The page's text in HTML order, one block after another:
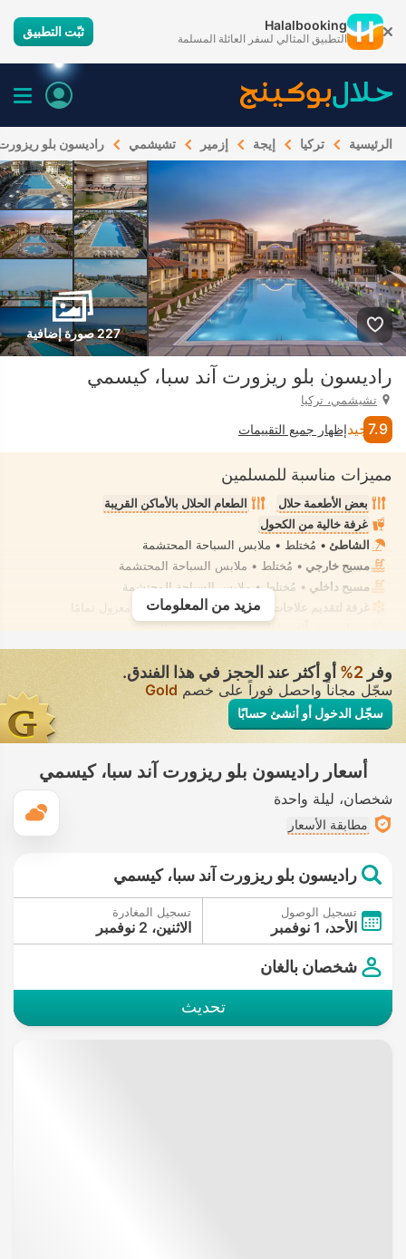
Halalbooking
التطبيق المثالي لسفر العائلة المسلمة ثبّت التطبيق
الرئيسية تركيا إيجة إزمير تشيشمي راديسون بلو
227 صورة إضافية
راديسون بلو ريزورت آند سبا، كيسمي
تشيشمي، تركيا
7.9 جيدإظهار جميع التقييمات
مميزات مناسبة للمسلمين
بعض الأطعمة حلال
الطعام الحلال بالأماكن القريبة
غرفة خالية من الكحول
الشاطئ • مُختلط • ملابس السباحة المحتشمة
مسبح خارجي • مُختلط • ملابس السباحة المحتشمة
مسبح داخلي • مُختلط • ملابس السباحة المحتشمة
غرفة لتقديم علاجات السبا، تدليك • تأجير خاص • معزول تمامًا
مرحاض بشطّاف داخلي مدمج• في جميع الغرف
مزيد من المعلومات
وفر 2‏% أو أكثر عند الحجز في هذا الفندق.
سجّل مجاناً واحصل فوراً على خصم Gold
سجّل الدخول أو أنشئ حسابًا
أسعار راديسون بلو ريزورت آند سبا، كيسمي
شخصان ليلة واحدة
مطابقة الأسعار
راديسون بلو ريزورت آند سبا، كيسمي
تسجيل الوصول
الأحد، 1 نوفمبر
تسجيل المغادرة
الاثنين، 2 نوفمبر
شخصان بالغان
تحديث